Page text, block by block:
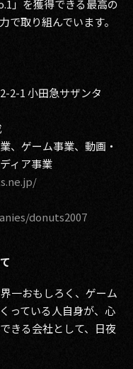
」を獲得できる最高の
で取り組んでいます。
2-1 小田急サザンタ
ゲーム事業、動画・
ィア事業
donuts2007
一おもしろく、ゲーム
っている人自身が、心
きる会社として、日夜